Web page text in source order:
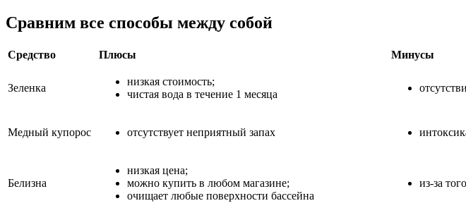
Сравним все способы между собой
Средство Плюсы Минусы
Зеленка
низкая стоимость;
чистая вода в течение 1 месяца
Медный купорос отсутствует неприятный запах
Белизна
низкая цена;
можно купить в любом магазине;
очищает любые поверхности бассейна
из-за